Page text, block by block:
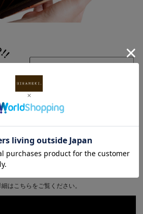
はこちらをご覧ください。